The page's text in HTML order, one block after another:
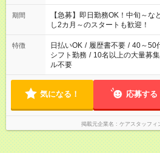
期間
【急募】即日勤務OK！中旬～
し2カ月～のスタートも歓迎！
特徴 日払いOK / 履歴書不要 / 40～50
シフト勤務 / 10名以上の大量募集
ル不要
気になる！ 応募する
掲載元企業名 ケアスタッフィ